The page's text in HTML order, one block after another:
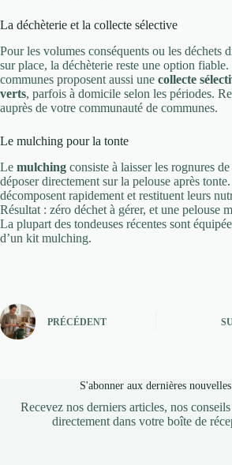
La déchèterie et la collecte sélective
Pour les volumes conséquents ou les déchets
sur place, la déchèterie reste une option
communes proposent aussi une collecte
verts, parfois à domicile selon les périodes.
auprès de votre communauté de communes.
Le mulching pour la tonte
Le mulching consiste à laisser les rognures
déposer directement sur la pelouse après
décomposent rapidement et restituent leurs
Résultat : zéro déchet à gérer, et une pelouse
La plupart des tondeuses récentes sont
d’un kit mulching.
PRÉCÉDENT
S'abonner aux dernières nouvelles
Recevez nos derniers articles, nos
directement dans votre boîte de